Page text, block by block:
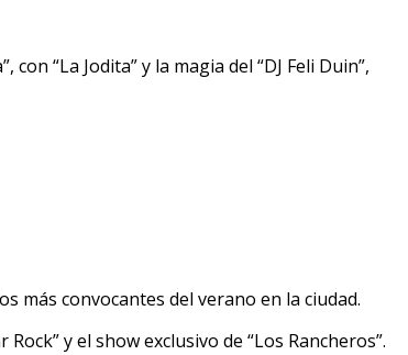
“La Jodita” y la magia del “DJ Feli Duin”,
más convocantes del verano en la ciudad.
y el show exclusivo de “Los Rancheros”.